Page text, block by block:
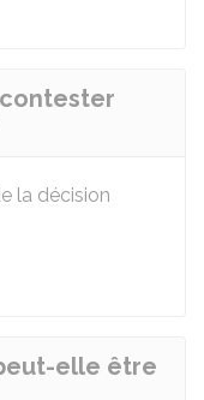
la décision
elle être